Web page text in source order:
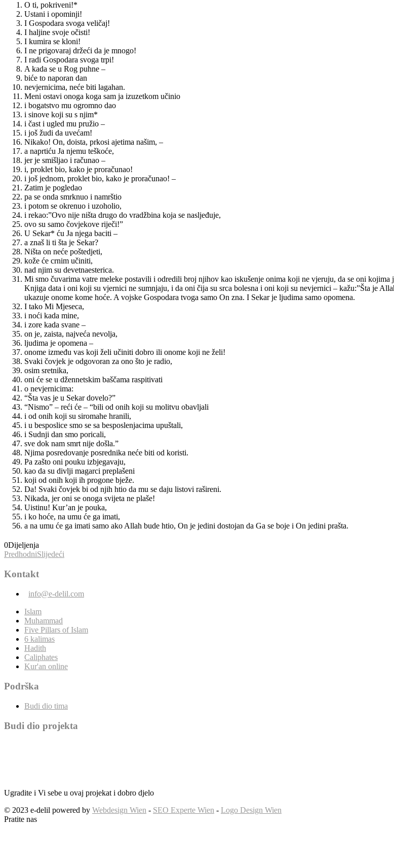
O ti, pokriveni!*
Ustani i opominji!
I Gospodara svoga veličaj!
I haljine svoje očisti!
I kumira se kloni!
I ne prigovaraj držeći da je mnogo!
I radi Gospodara svoga trpi!
A kada se u Rog puhne –
biće to naporan dan
nevjernicima, neće biti lagahan.
Meni ostavi onoga koga sam ja izuzetkom učinio
i bogatstvo mu ogromno dao
i sinove koji su s njim*
i čast i ugled mu pružio –
i još žudi da uvećam!
Nikako! On, doista, prkosi ajetima našim, –
a naprtiću Ja njemu teškoće,
jer je smišljao i računao –
i, proklet bio, kako je proračunao!
i još jednom, proklet bio, kako je proračunao! –
Zatim je pogledao
pa se onda smrknuo i namrštio
i potom se okrenuo i uzoholio,
i rekao:”Ovo nije ništa drugo do vradžbina koja se nasljeđuje,
ovo su samo čovjekove riječi!”
U Sekar* ću Ja njega baciti –
a znaš li ti šta je Sekar?
Ništa on neće poštedjeti,
kože će crnim učiniti,
nad njim su devetnaesterica.
Mi smo čuvarima vatre meleke postavili i odredili broj njihov kao iskušenje onima koji ne vjeruju, da se oni
Knjiga data i oni koji su vjernici ne sumnjaju, i da oni čija su srca bolesna i oni koji su nevjernici – kažu:”Šta je
ukazuje onome kome hoće. A vojske Gospodara tvoga samo On zna. I Sekar je ljudima samo opomena.
I tako Mi Mjeseca,
i noći kada mine,
i zore kada svane –
on je, zaista, najveća nevolja,
ljudima je opomena –
onome između vas koji želi učiniti dobro ili onome koji ne želi!
Svaki čovjek je odgovoran za ono što je radio,
osim sretnika,
oni će se u džennetskim baščama raspitivati
o nevjernicima:
“Šta vas je u Sekar dovelo?”
“Nismo” – reći će – “bili od onih koji su molitvu obavljali
i od onih koji su siromahe hranili,
i u besposlice smo se sa besposlenjacima upuštali,
i Sudnji dan smo poricali,
sve dok nam smrt nije došla.”
Njima posredovanje posrednika neće biti od koristi.
Pa zašto oni pouku izbjegavaju,
kao da su divlji magarci preplašeni
koji od onih koji ih progone bježe.
Da! Svaki čovjek bi od njih htio da mu se daju listovi rašireni.
Nikada, jer oni se onoga svijeta ne plaše!
Uistinu! Kur’an je pouka,
i ko hoće, na umu će ga imati,
a na umu će ga imati samo ako Allah bude htio, On je jedini dostojan da Ga se boje i On jedini prašta.
0Dijeljenja
PredhodniSlijedeći
Kontakt
info@e-delil.com
Islam
Muhammad
Five Pillars of Islam
6 kalimas
Hadith
Caliphates
Kur'an online
Podrška
Budi dio tima
Budi dio projekta
Ugradite i Vi sebe u ovaj projekat i dobro djelo
© 2023 e-delil powered by Webdesign Wien - SEO Experte Wien - Logo Design Wien
Pratite nas